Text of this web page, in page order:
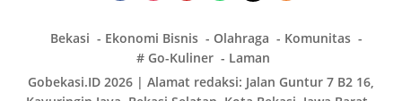
Bekasi Ekonomi Bisnis Olahraga
Komunitas
# Go-Kuliner
Laman
Gobekasi.ID 2026 | Alamat redaksi: Jalan Guntur 7 B2 16,